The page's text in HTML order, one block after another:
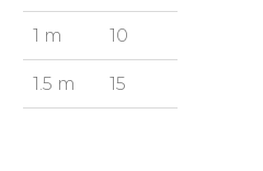
1 m 10
1.5 m 15